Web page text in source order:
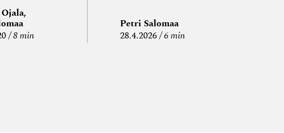
8 min
Petri Salomaa
28.4.2026 6 min